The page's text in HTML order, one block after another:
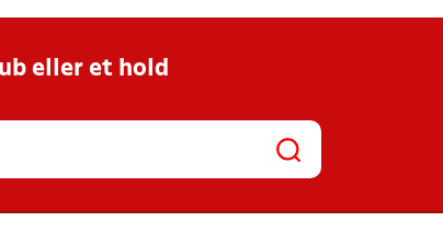
eller et hold